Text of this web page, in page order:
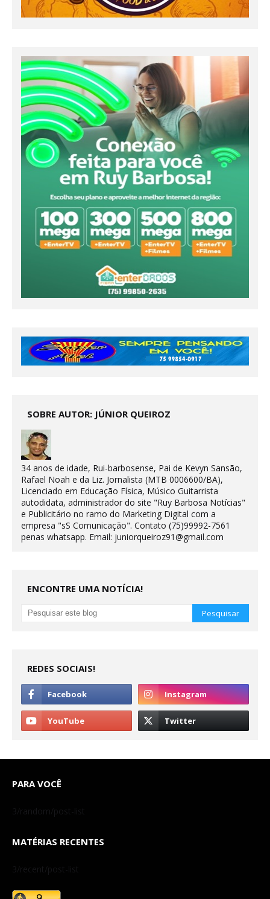
SOBRE AUTOR: JÚNIOR QUEIROZ
34 anos de idade, Rui-barbosense, Pai de Kevyn Sansão,
Rafael Noah e da Liz. Jornalista (MTB 0006600/BA),
Licenciado em Educação Física, Músico Guitarrista
autodidata, administrador do site "Ruy Barbosa Notícias"
e Publicitário no ramo do Marketing Digital com a
empresa "sS Comunicação". Contato (75)99992-7561
penas whatsapp. Email: juniorqueiroz91@gmail.com
ENCONTRE UMA NOTÍCIA!
REDES SOCIAIS!
PARA VOCÊ
3/random/post-list
MATÉRIAS RECENTES
3/recent/post-list